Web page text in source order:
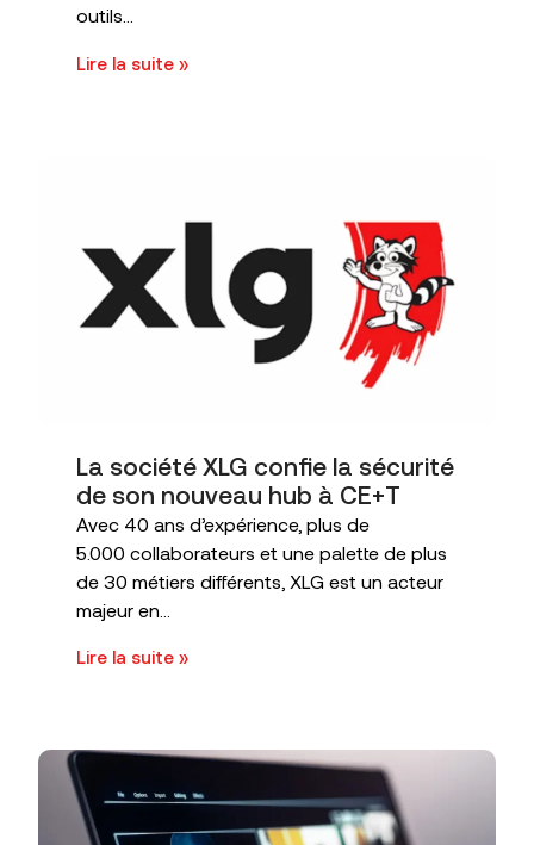
outils...
Lire la suite »
La société XLG confie la sécurité
de son nouveau hub à CE+T
Avec 40 ans d’expérience, plus de
5.000 collaborateurs et une palette de plus
de 30 métiers différents, XLG est un acteur
majeur en...
Lire la suite »